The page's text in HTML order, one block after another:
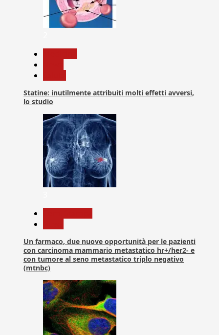
Statine: inutilmente attribuiti molti effetti avversi,
lo studio
Un farmaco, due nuove opportunità per le pazienti
con carcinoma mammario metastatico hr+/her2- e
con tumore al seno metastatico triplo negativo
(mtnbc)